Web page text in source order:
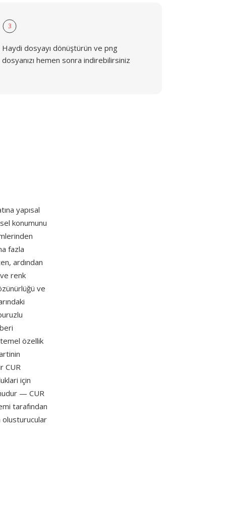
3
Haydi dosyayı dönüştürün ve png
dosyanızı hemen sonra indirebilirsiniz
yapısal
konumunu
fazla
ardından
renk
ve
özellik
CUR
için
— CUR
tarafından
olusturucular